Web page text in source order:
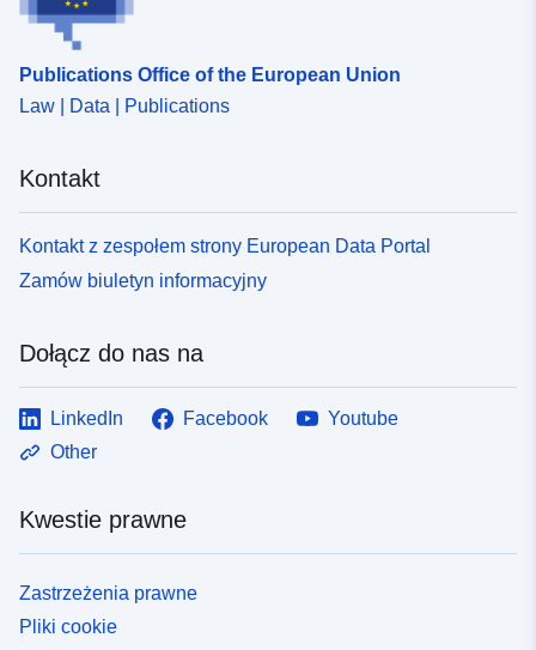
Publications Office of the European Union
Law | Data | Publications
Kontakt
Kontakt z zespołem strony European Data Portal
Zamów biuletyn informacyjny
Dołącz do nas na
LinkedIn Facebook
Youtube
Other
Kwestie prawne
Zastrzeżenia prawne
Pliki cookie